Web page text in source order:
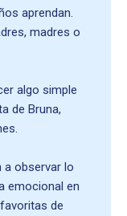
aprendan.
madres o
algo simple
de Bruna,
a observar lo
emocional en
de